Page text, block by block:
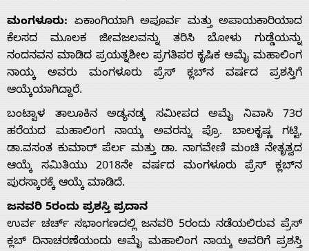
ಮಂಗಳೂರು: ಏಕಾಂಗಿಯಾಗಿ ಅಪೂರ್ವ ಮತ್ತು ಅಪಾಯಕಾರಿಯಾದ
ಕೆಲಸದ ಮೂಲಕ ಜೀವಜಲವನ್ನು ತರಿಸಿ ಬೋಳು ಗುಡ್ಡೆಯನ್ನು
ನಂದನವನ ಮಾಡಿದ ಪ್ರಯತ್ನಶೀಲ ಪ್ರಗತಿಪರ ಕೃಷಿಕ ಅಮೈ ಮಹಾಲಿಂಗ
ನಾಯ್ಕ ಅವರು ಮಂಗಳೂರು ಪ್ರೆಸ್ ಕ್ಲಬ್‌ನ ವರ್ಷದ ಪ್ರಶಸ್ತಿಗೆ
ಆಯ್ಕೆಯಾಗಿದ್ದಾರೆ.
ಬಂಟ್ವಾಳ ತಾಲೂಕಿನ ಅಡ್ಯನಡ್ಕ ಸಮೀಪದ ಅಮೈ ನಿವಾಸಿ 73ರ
ಹರೆಯದ ಮಹಾಲಿಂಗ ನಾಯ್ಕ ಅವರನ್ನು ಪ್ರೊ. ಬಾಲಕೃಷ್ಣ ಗಟ್ಟಿ,
ಡಾ.ವಸಂತ ಕುಮಾರ್ ಪೆರ್ಲ ಮತ್ತು ಡಾ. ನಾಗವೇಣಿ ಮಂಚಿ ನೇತೃತ್ವದ
ಆಯ್ಕೆ ಸಮಿತಿಯು 2018ನೇ ವರ್ಷದ ಮಂಗಳೂರು ಪ್ರೆಸ್ ಕ್ಲಬ್‌ನ
ಪುರಸ್ಕಾರಕ್ಕೆ ಆಯ್ಕೆ ಮಾಡಿದೆ.
ಜನವರಿ 5ರಂದು ಪ್ರಶಸ್ತಿ ಪ್ರದಾನ
ಉರ್ವ ಚರ್ಚ್ ಸಭಾಂಗಣದಲ್ಲಿ ಜನವರಿ 5ರಂದು ನಡೆಯಲಿರುವ ಪ್ರೆಸ್
ಕ್ಲಬ್ ದಿನಾಚರಣೆಯಂದು ಅಮೈ ಮಹಾಲಿಂಗ ನಾಯ್ಕ ಅವರಿಗೆ ಪ್ರಶಸ್ತಿ